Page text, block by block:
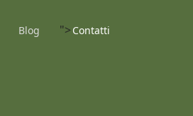
Blog "> Contatti